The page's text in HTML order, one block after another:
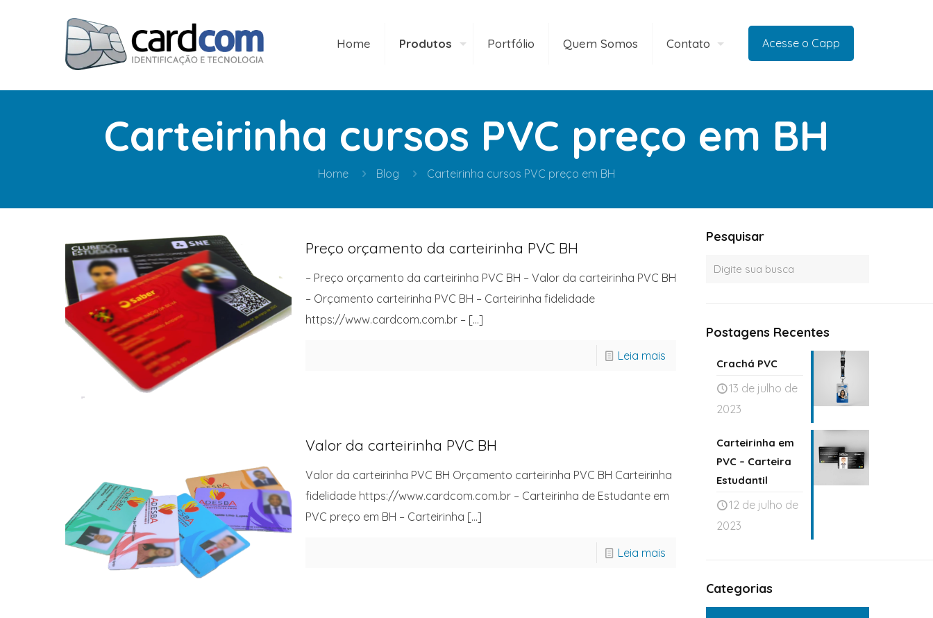
Home Produtos Portfólio Quem Somos Contato Acesse o Capp
Carteirinha cursos PVC preço em BH
Home Blog Carteirinha cursos PVC preço em BH
Preço orçamento da carteirinha PVC BH
– Preço orçamento da carteirinha PVC BH – Valor da carteirinha PVC BH
– Orçamento carteirinha PVC BH – Carteirinha fidelidade
https://www.cardcom.com.br –[…]
Leia mais
Valor da carteirinha PVC BH
Valor da carteirinha PVC BH Orçamento carteirinha PVC BH Carteirinha
fidelidade https://www.cardcom.com.br – Carteirinha de Estudante em
PVC preço em BH – Carteirinha […]
Leia mais
Pesquisar
Postagens Recentes
Crachá PVC
13 de julho de
2023
Carteirinha em
PVC – Carteira
Estudantil
12 de julho de
2023
Categorias